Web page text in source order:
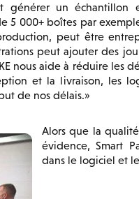
générer un échantillon
5 000+ boîtes par
peut être
peut ajouter des
nous aide à réduire les
et la livraison, les
de nos délais.
Alors que la
évidence, Smart
dans le logiciel et